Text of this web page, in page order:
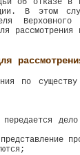
об отказе в
В этом
по
дело